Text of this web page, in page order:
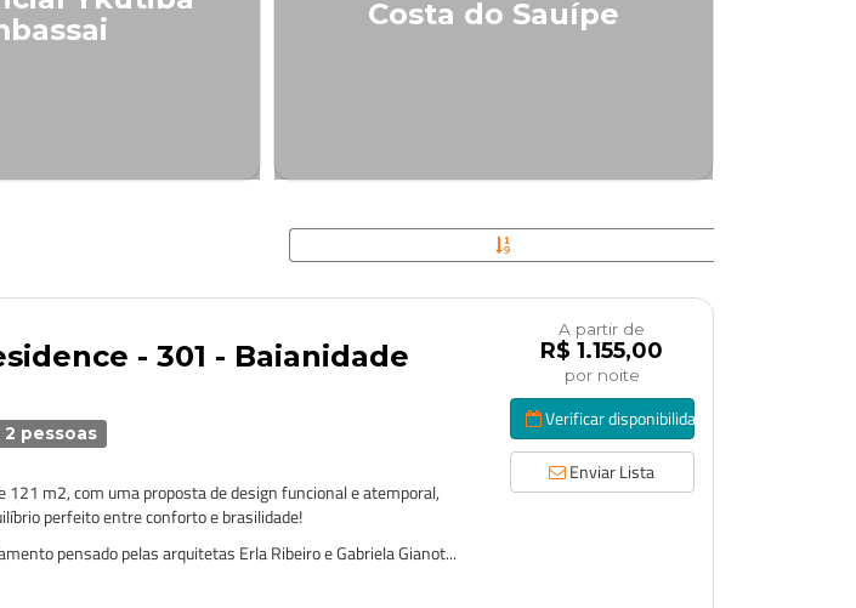
Costa do Sauípe
- 301 - Baianidade
2 pessoas
121 m2, com uma proposta de design funcional e atemporal,
perfeito entre conforto e brasilidade!
pensado pelas arquitetas Erla Ribeiro e Gabriela Gianot...
A partir de
R$ 1.155,00
por noite
Verificar disponibilidade
Enviar Lista